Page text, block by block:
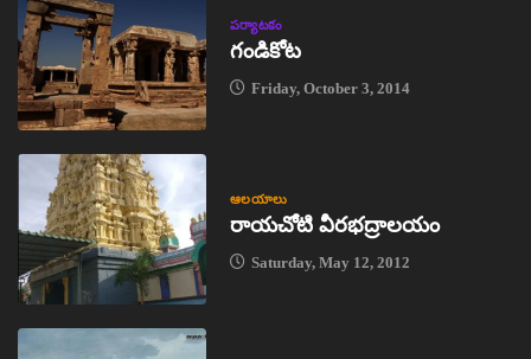
పర్యాటకం
గండికోట
Friday, October 3, 2014
ఆలయాలు
రాయచోటి వీరభద్రాలయం
Saturday, May 12, 2012